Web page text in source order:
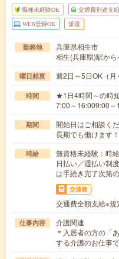
職種未経験OK 交通費別途支
WEB登録OK 派遣
勤務地
兵庫県相生市
相生(兵庫県)駅か
曜日頻度 週2日～5日OK（
時間
★1日4時間～の時
7:00～16:009:00
期間
開始日はご相談
長期でも働けます！
時給
無資格未経験：
日払い／週払い制
は手続き完了次第
交通費
交通費全額支給※規
仕事内容
介護関連
＊入居者の方の「
する介護のお仕事